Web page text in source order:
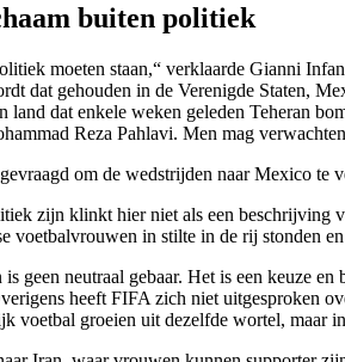
buiten politiek
moeten staan,“ verklaarde Gianni
dat gehouden in de Verenigde Staten,
dat enkele weken geleden Teheran
Reza Pahlavi. Men mag
om de wedstrijden naar Mexico te
zijn klinkt hier niet als een beschrijving
voetbalvrouwen in stilte in de rij stonden
geen neutraal gebaar. Het is een keuze
heeft FIFA zich niet uitgesproken
voetbal groeien uit dezelfde wortel, maar